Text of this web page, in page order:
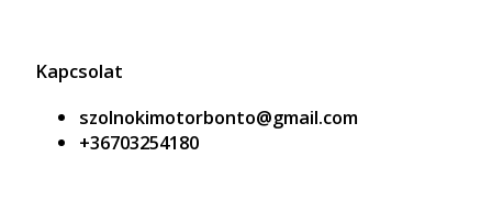
Kapcsolat
szolnokimotorbonto@gmail.com
+36703254180